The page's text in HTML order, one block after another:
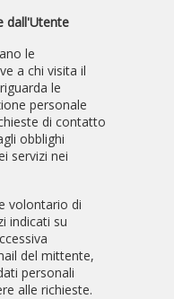
dall'Utente
le
a chi visita il
le
personale
di contatto
obblighi
servizi nei
volontario di
indicati su
del mittente,
personali
alle richieste.